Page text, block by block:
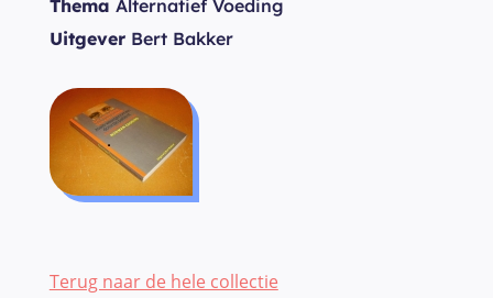
Thema Alternatief Voeding
Uitgever Bert Bakker
Terug naar de hele collectie